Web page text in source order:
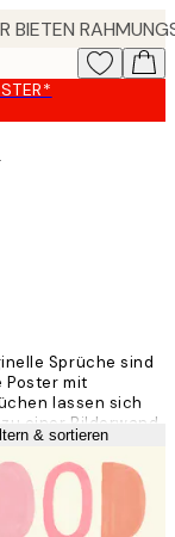
Sprüche sind
Poster mit
lassen sich
einer Bilderwand
und& sortieren